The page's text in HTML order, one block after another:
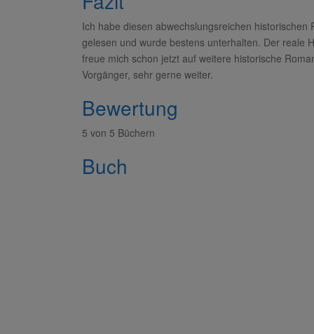
Ich habe diesen abwechslungsreichen
gelesen und wurde bestens unterhalten. Der reale
freue mich schon jetzt auf weitere historische
Vorgänger, sehr gerne weiter.
Bewertung
5 von 5 Büchern
Buch